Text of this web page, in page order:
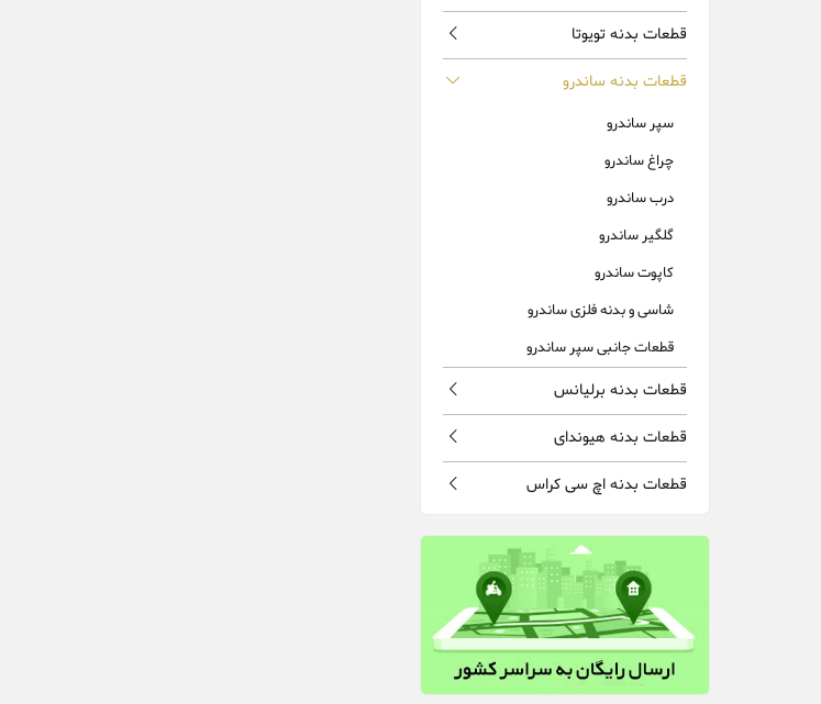
قطعات بدنه تویوتا
قطعات بدنه ساندرو
سپر ساندرو
چراغ ساندرو
درب ساندرو
گلگیر ساندرو
کاپوت ساندرو
شاسی و بدنه فلزی ساندرو
قطعات جانبی سپر ساندرو
قطعات بدنه برلیانس
قطعات بدنه هیوندای
قطعات بدنه اچ سی کراس